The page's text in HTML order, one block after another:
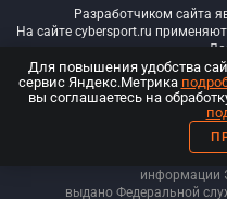
Разработчиком сайта
На сайте cybersport.ru
© ООО
ООО «Киберспорт.ру».
информации
выдано Федеральной
Для повышения удобства
сервис Яндекс.Метрика
вы соглашаетесь на